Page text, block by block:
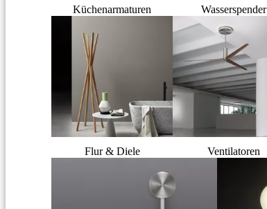
Küchenarmaturen Wasserspender
Flur & Diele Ventilatoren